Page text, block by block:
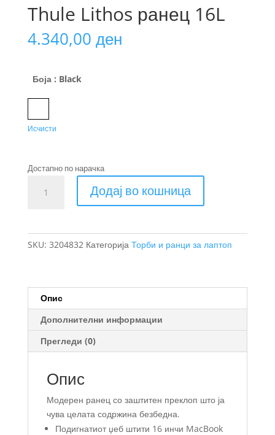
Thule Lithos ранец 16L
4.340,00 ден
Боја : Black
Исчисти
Достапно по нарачка
Lithos
Додај во кошница
SKU: 3204832 Категорија Торби и ранци за лаптоп
Опис
Дополнителни информации
Прегледи (0)
Опис
Модерен ранец со заштитен преклоп што ја
чува целата содржина безбедна.
Подигнатиот џеб штити 16 инчи MacBook